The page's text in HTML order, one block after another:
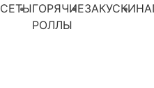
СЕТЫГОРЯЧИЕ
РОЛЛЫ
ЗАКУСКИ